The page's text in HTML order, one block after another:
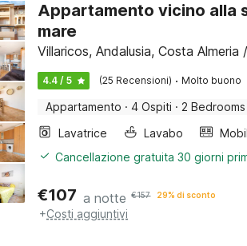
Appartamento vicino alla
mare
Villaricos, Andalusia, Costa Almeria
4.4 / 5 (25 Recensioni) · Molto buono
Appartamento · 4 Ospiti · 2 Bedrooms
Lavatrice
Lavabo
Cancellazione gratuita 30 giorni
€107 a notte €157 29% di sconto
+Costi aggiuntivi